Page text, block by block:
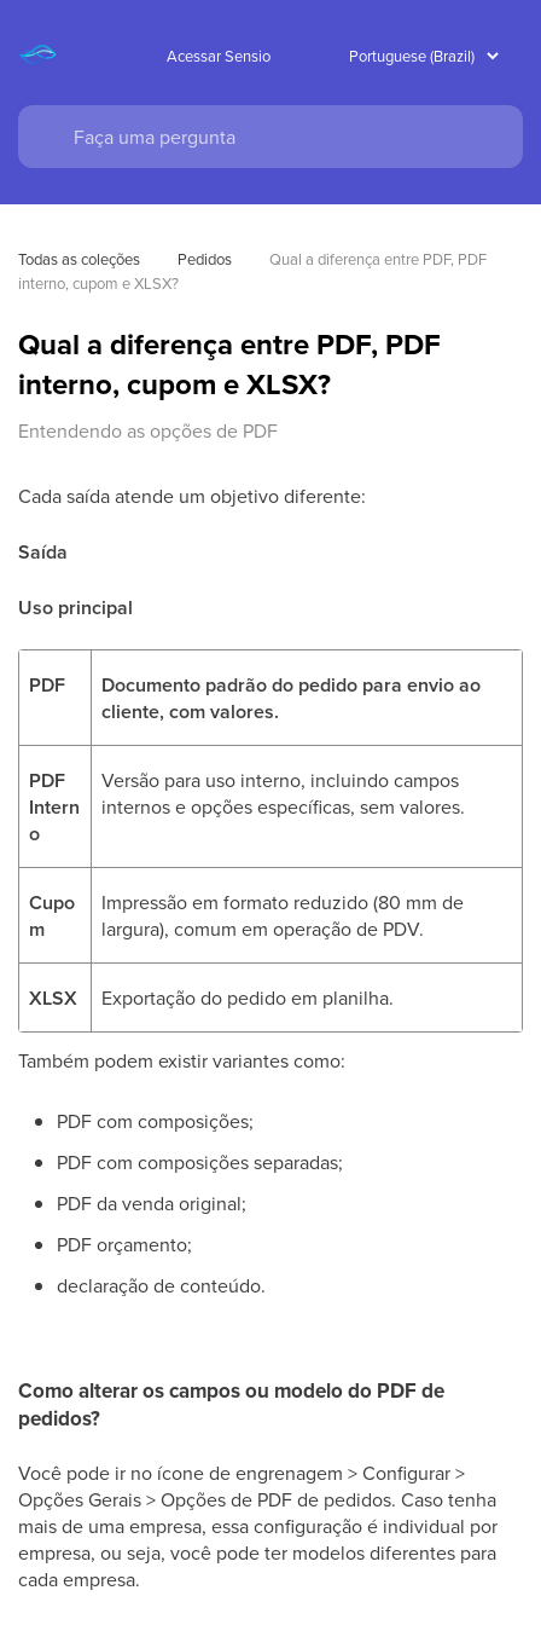
Acessar Sensio
Todas as coleções Pedidos
Qual a diferença entre PDF, PDF
interno, cupom e XLSX?
Qual a diferença entre PDF, PDF
interno, cupom e XLSX?
Entendendo as opções de PDF
Cada saída atende um objetivo diferente:
Saída
Uso principal
PDF
Documento padrão do pedido para envio ao
cliente, com valores.
PDF
Intern
o
Versão para uso interno, incluindo campos
internos e opções específicas, sem valores.
Cupo
m
Impressão em formato reduzido (80 mm de
largura), comum em operação de PDV.
XLSX Exportação do pedido em planilha.
Também podem existir variantes como:
PDF com composições;
PDF com composições separadas;
PDF da venda original;
PDF orçamento;
declaração de conteúdo.
Como alterar os campos ou modelo do PDF de
pedidos?
Você pode ir no ícone de engrenagem > Configurar >
Opções Gerais > Opções de PDF de pedidos. Caso tenha
mais de uma empresa, essa configuração é individual por
empresa, ou seja, você pode ter modelos diferentes para
cada empresa.